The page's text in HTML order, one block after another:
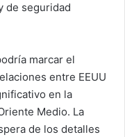
de seguridad
marcar el
entre EEUU
en la
Medio. La
de los detalles